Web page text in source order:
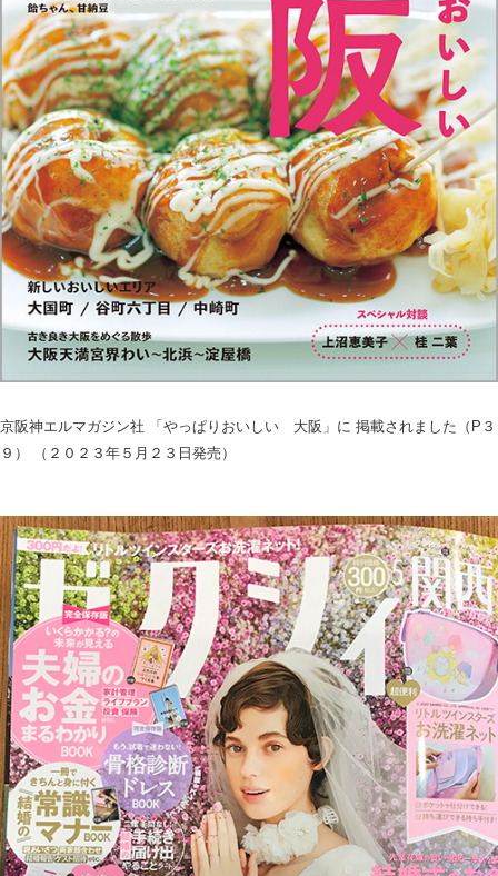
京阪神エルマガジン社 「やっぱりおいしい 大阪」に 掲載されました（P３
９） （２０２３年５月２３日発売）